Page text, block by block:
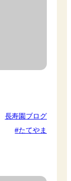
長寿園ブログ
たてやま